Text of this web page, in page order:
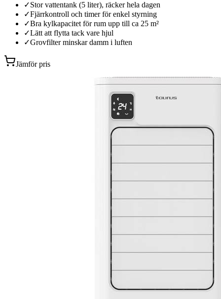
✓Stor vattentank (5 liter), räcker hela dagen
✓Fjärrkontroll och timer för enkel styrning
✓Bra kylkapacitet för rum upp till ca 25 m²
✓Lätt att flytta tack vare hjul
✓Grovfilter minskar damm i luften
Jämför pris